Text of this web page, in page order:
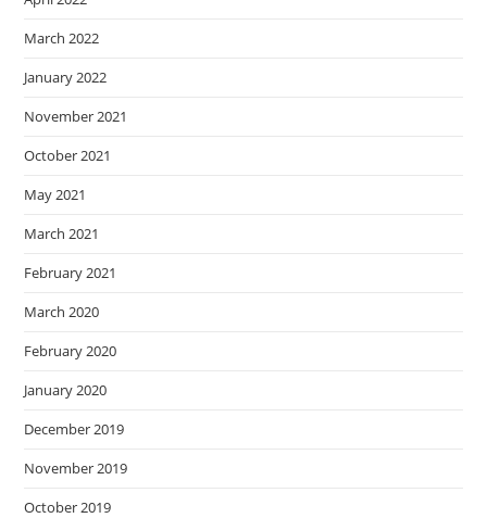
March 2022
January 2022
November 2021
October 2021
May 2021
March 2021
February 2021
March 2020
February 2020
January 2020
December 2019
November 2019
October 2019